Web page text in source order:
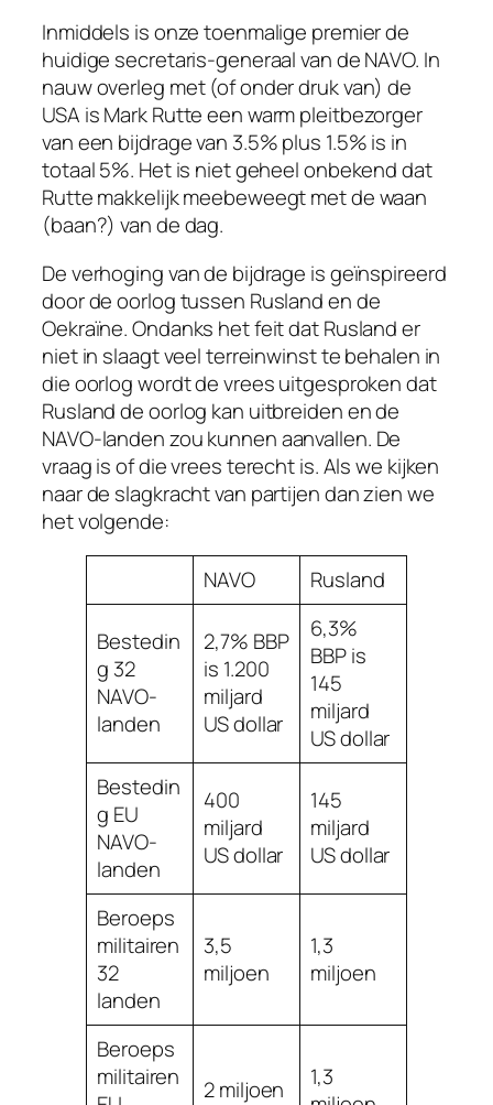
Inmiddels is onze toenmalige premier de
huidige secretaris-generaal van de NAVO. In
nauw overleg met (of onder druk van) de
USA is Mark Rutte een warm pleitbezorger
van een bijdrage van 3.5% plus 1.5% is in
totaal 5%. Het is niet geheel onbekend dat
Rutte makkelijk meebeweegt met de waan
(baan?) van de dag.
De verhoging van de bijdrage is geïnspireerd
door de oorlog tussen Rusland en de
Oekraïne. Ondanks het feit dat Rusland er
niet in slaagt veel terreinwinst te behalen in
die oorlog wordt de vrees uitgesproken dat
Rusland de oorlog kan uitbreiden en de
NAVO-landen zou kunnen aanvallen. De
vraag is of die vrees terecht is. Als we kijken
naar de slagkracht van partijen dan zien we
het volgende:
NAVO Rusland
Bestedin
g 32
NAVO-
landen
2,7% BBP
is 1.200
miljard
US dollar
6,3%
BBP is
145
miljard
US dollar
Bestedin
g EU
NAVO-
landen
400
miljard
US dollar
145
miljard
US dollar
Beroeps
militairen
32
landen
3,5
miljoen
1,3
miljoen
Beroeps
militairen
2 miljoen
1,3